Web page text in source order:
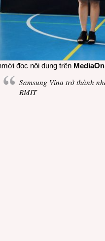
đọc nội dung trên
Samsung Vina trở thành
RMIT